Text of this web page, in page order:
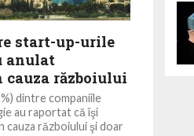
start-up-urile
anulat
războiului
dintre companiile
au raportat că îşi
cauza războiului şi doar